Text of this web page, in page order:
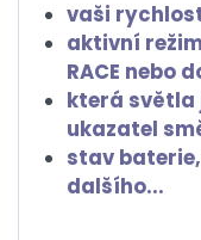
vaši
aktivní režim
RACE nebo
která světla
ukazatel
stav
dalšího...